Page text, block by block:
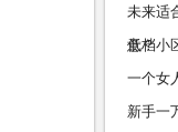
未来适
意？
低档小
一个女
新手一